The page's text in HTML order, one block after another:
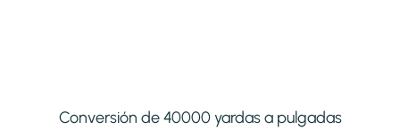
Conversión de 40000 yardas a pulgadas